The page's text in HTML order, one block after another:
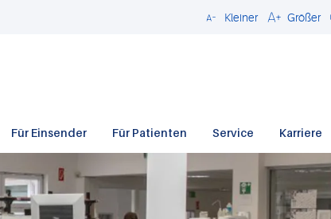
Schließen
Kleiner Größer
Für Einsender Für Patienten Service Karriere